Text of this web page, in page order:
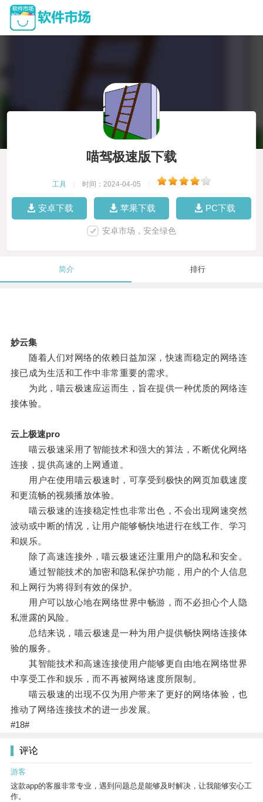
喵驾极速版下载
工具 时间：2024-04-05
安卓下载 苹果下载 PC下载
安卓市场，安全绿色
简介 排行
妙云集
随着人们对网络的依赖日益加深，快速而稳定的网络连
接已成为生活和工作中非常重要的需求。
为此，喵云极速应运而生，旨在提供一种优质的网络连
接体验。
云上极速pro
喵云极速采用了智能技术和强大的算法，不断优化网络
连接，提供高速的上网通道。
用户在使用喵云极速时，可享受到极快的网页加载速度
和更流畅的视频播放体验。
喵云极速的连接稳定性也非常出色，不会出现网速突然
波动或中断的情况，让用户能够畅快地进行在线工作、学习
和娱乐。
除了高速连接外，喵云极速还注重用户的隐私和安全。
通过智能技术的加密和隐私保护功能，用户的个人信息
和上网行为将得到有效的保护。
用户可以放心地在网络世界中畅游，而不必担心个人隐
私泄露的风险。
总结来说，喵云极速是一种为用户提供畅快网络连接体
验的服务。
其智能技术和高速连接使用户能够更自由地在网络世界
中享受工作和娱乐，而不再被网络速度所限制。
喵云极速的出现不仅为用户带来了更好的网络体验，也
推动了网络连接技术的进一步发展。
#18#
评论
游客
这款app的客服非常专业，遇到问题总是能够及时解决，让我能够安心工
作。